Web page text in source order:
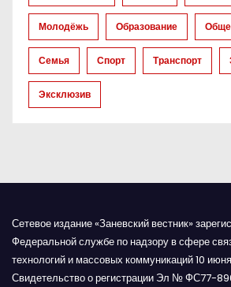
м
Молодёжь Образование
Семья Спорт Транспорт
Эксклюзив
Сетевое издание «Заневский вестник»
Федеральной службе по надзору в сфере
технологий и массовых коммуникаций 10
Свидетельство о регистрации Эл № ФС77-